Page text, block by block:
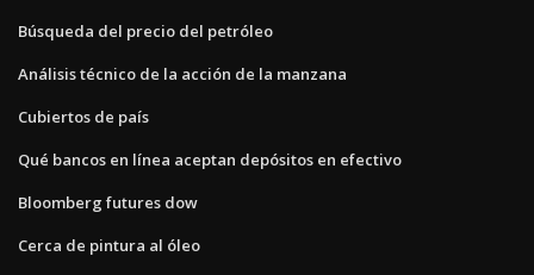
Búsqueda del precio del petróleo
Análisis técnico de la acción de la manzana
Cubiertos de país
Qué bancos en línea aceptan depósitos en efectivo
Bloomberg futures dow
Cerca de pintura al óleo